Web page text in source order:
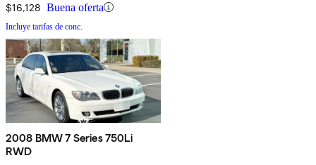
$16,128 Buena oferta
Incluye tarifas de conc.
2008 BMW 7 Series 750Li
RWD